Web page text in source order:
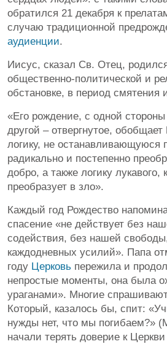
обратился 21 декабря к
случаю традиционной
аудиенции.
Иисус, сказал Св. Отец,
общественно-политической и
обстановке, в период смятения
«Его рождение, с одной
другой – отвергнутое,
логику, не останавливающуюся
радикально и постепенно
добро, а также логику лукавого,
преобразует в зло».
Каждый год Рождество
спасение «не действует без
содействия, без нашей
каждодневных усилий». Папа
году Церковь пережила и
непростые моменты, она была
ураганами». Многие
Который, казалось бы, спит:
нужды нет, что мы погибаем?»
начали терять доверие к